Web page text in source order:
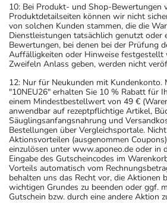
10: Bei Produkt- und Shop-Bewertungen
Produktdetailseiten können wir nicht
von solchen Kunden stammen, die die
Dienstleistungen tatsächlich genutzt oder
Bewertungen, bei denen bei der Prüfung
Auffälligkeiten oder Hinweise festgestellt
Zweifeln Anlass geben, werden nicht
12: Nur für Neukunden mit Kundenkonto.
"10NEU26" erhalten Sie 10 % Rabatt für
einem Mindestbestellwert von 49 €
anwendbar auf rezeptpflichtige Artikel,
Säuglingsanfangsnahrung und
Bestellungen über Vergleichsportale.
Aktionsvorteilen (ausgenommen
einzulösen unter www.aponeo.de oder in
Eingabe des Gutscheincodes im
Vorteils automatisch vom
behalten uns das Recht vor, die Aktionen
wichtigen Grundes zu beenden oder ggf.
Gutschein bzw. durch eine andere Aktion